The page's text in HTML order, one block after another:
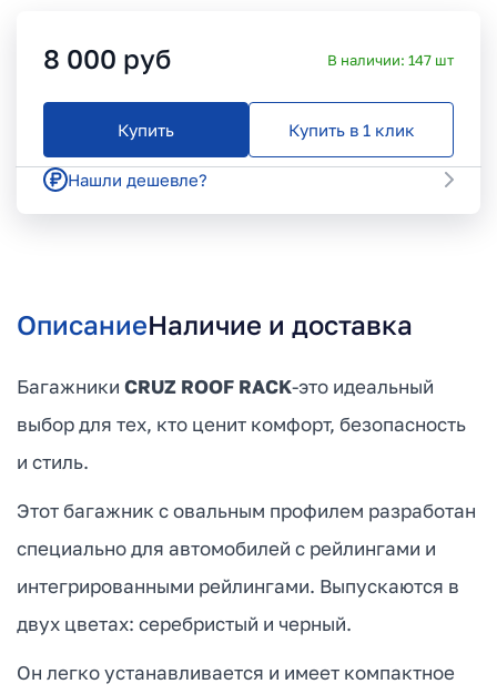
8 000 руб В наличии: 147 шт
Купить Купить в 1 клик
Нашли дешевле?
ОписаниеНаличие и доставка
Багажники CRUZ ROOF RACK-это идеальный
выбор для тех, кто ценит комфорт, безопасность
и стиль.
Этот багажник с овальным профилем разработан
специально для автомобилей с рейлингами и
интегрированными рейлингами. Выпускаются в
двух цветах: серебристый и черный.
Он легко устанавливается и имеет компактное